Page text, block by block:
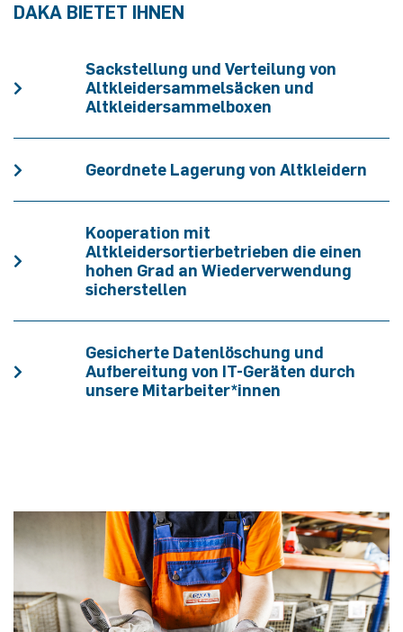
DAKA BIETET IHNEN
Sackstellung und Verteilung von
Altkleidersammelsäcken und
Altkleidersammelboxen
Geordnete Lagerung von Altkleidern
Kooperation mit
Altkleidersortierbetrieben die einen
hohen Grad an Wiederverwendung
sicherstellen
Gesicherte Datenlöschung und
Aufbereitung von IT-Geräten durch
unsere Mitarbeiter*innen